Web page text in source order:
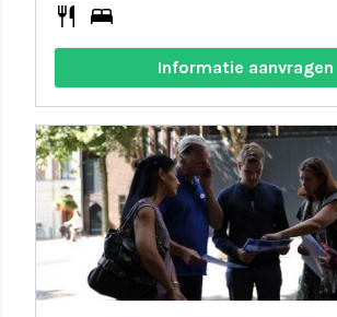
restaurant bed
Informatie aanvragen